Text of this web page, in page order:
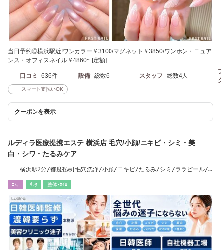
当日予約◎横浜駅近!ワンカラー￥3100/マグネット￥3850/ワンホン・ニュア
ンス・オフィスネイル￥4860~ [定額]
口コミ 636件 設備 総数6 スタッフ 総数4人
スマート支払いOK
クーポンを表示
ルディラ医療提携エステ 横浜店 毛穴/小顔/ニキビ・シミ・美
白・シワ・たるみケア
横浜駅2分/都度払◎[毛穴洗浄/小顔/ニキビ/たるみ/シミ/ララピール/
ｴｽﾃ ﾘﾗｸ 整体･ｶｲﾛ